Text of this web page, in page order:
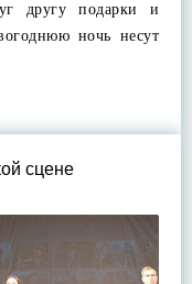
другу подарки и
ночь несут
сцене